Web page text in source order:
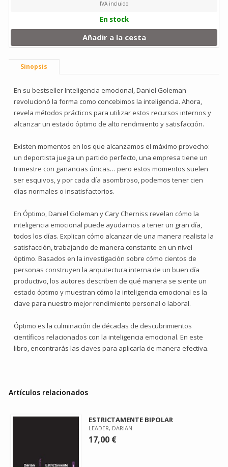
IVA incluido
En stock
Añadir a la cesta
Sinopsis
En su bestseller Inteligencia emocional, Daniel Goleman
revolucionó la forma como concebimos la inteligencia. Ahora,
revela métodos prácticos para utilizar estos recursos internos y
alcanzar un estado óptimo de alto rendimiento y satisfacción.
Existen momentos en los que alcanzamos el máximo provecho:
un deportista juega un partido perfecto, una empresa tiene un
trimestre con ganancias únicas… pero estos momentos suelen
ser esquivos, y por cada día asombroso, podemos tener cien
días normales o insatisfactorios.
En Óptimo, Daniel Goleman y Cary Cherniss revelan cómo la
inteligencia emocional puede ayudarnos a tener un gran día,
todos los días. Explican cómo alcanzar de una manera realista la
satisfacción, trabajando de manera constante en un nivel
óptimo. Basados en la investigación sobre cómo cientos de
personas construyen la arquitectura interna de un buen día
productivo, los autores describen de qué manera se siente un
estado óptimo y muestran cómo la inteligencia emocional es la
clave para nuestro mejor rendimiento personal o laboral.
Óptimo es la culminación de décadas de descubrimientos
científicos relacionados con la inteligencia emocional. En este
libro, encontrarás las claves para aplicarla de manera efectiva.
Artículos relacionados
ESTRICTAMENTE BIPOLAR
LEADER, DARIAN
17,00 €